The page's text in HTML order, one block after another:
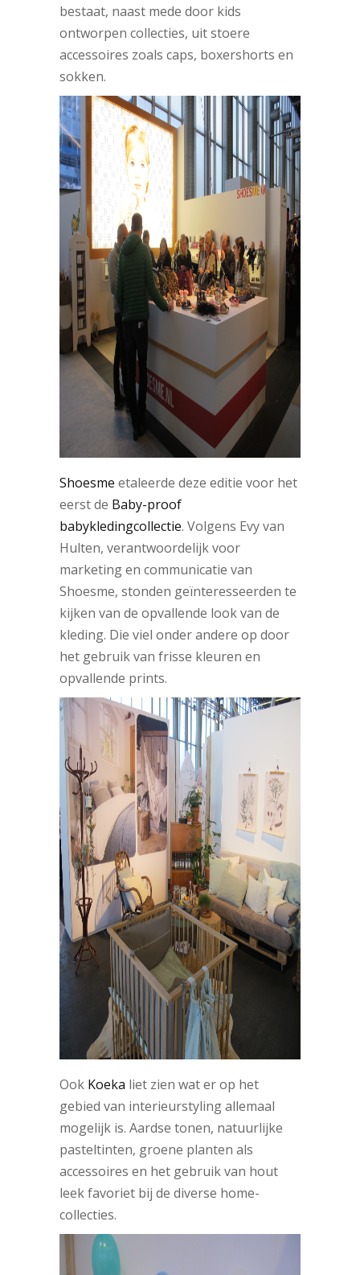
bestaat, naast mede door kids
ontworpen collecties, uit stoere
accessoires zoals caps, boxershorts en
sokken.
Shoesme etaleerde deze editie voor het
eerst de Baby-proof
babykledingcollectie. Volgens Evy van
Hulten, verantwoordelijk voor
marketing en communicatie van
Shoesme, stonden geïnteresseerden te
kijken van de opvallende look van de
kleding. Die viel onder andere op door
het gebruik van frisse kleuren en
opvallende prints.
Ook Koeka liet zien wat er op het
gebied van interieurstyling allemaal
mogelijk is. Aardse tonen, natuurlijke
pasteltinten, groene planten als
accessoires en het gebruik van hout
leek favoriet bij de diverse home-
collecties.